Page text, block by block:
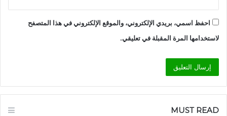
احفظ اسمي، بريدي الإلكتروني، والموقع الإلكتروني في هذا المتصفح
لاستخدامها المرة المقبلة في تعليقي.
MUST READ